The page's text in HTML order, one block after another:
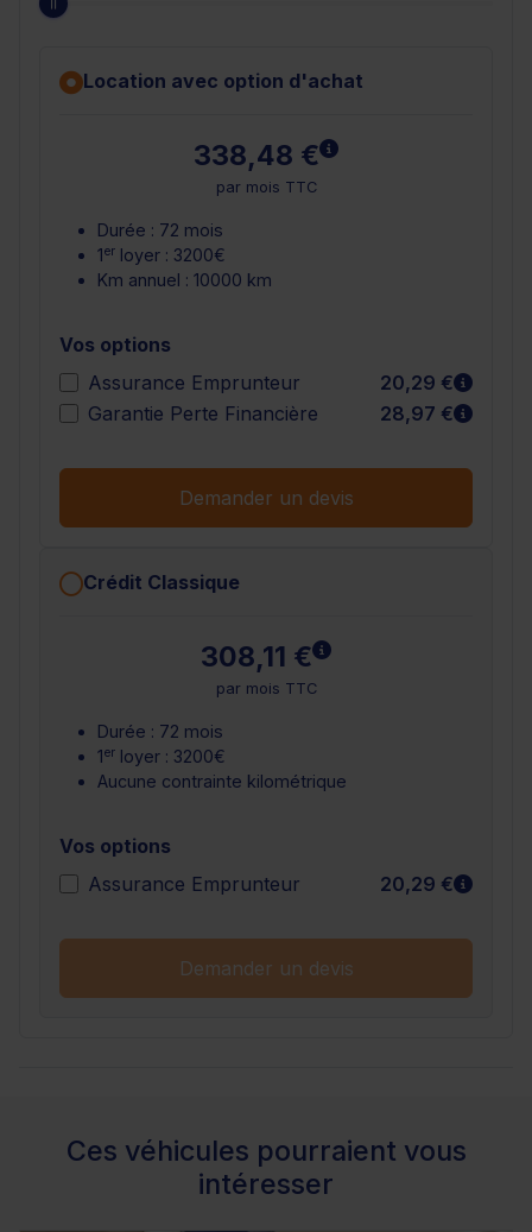
Location avec option d'achat
338,48 € En savoir plus
par mois TTC
Durée : 72 mois
1er loyer : 3200€
Km annuel : 10000 km
Vos options
Assurance Emprunteur
20,29 €
En
Garantie Perte Financière
28,97 € En
Demander un devis
Crédit Classique
308,11 € En savoir plus
par mois TTC
Durée : 72 mois
1er loyer : 3200€
Aucune contrainte kilométrique
Vos options
Assurance Emprunteur
20,29 € En
Demander un devis
Ces véhicules pourraient vous
intéresser